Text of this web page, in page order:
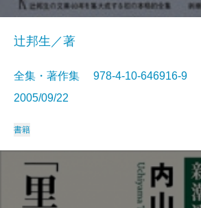
辻邦生／著
全集・著作集 978-4-10-646916-9
2005/09/22
書籍